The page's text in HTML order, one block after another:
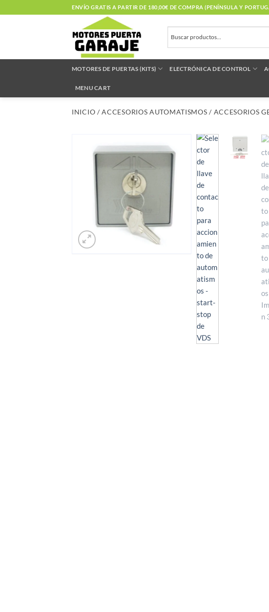
al
ENVÍO GRATIS A PARTIR DE 180,00€ DE COMPRA (PENÍNSULA Y
MOTORES DE PUERTAS (KITS) ELECTRÓNICA DE CONTROL
MENU CART
INICIO / ACCESORIOS AUTOMATISMOS / ACCESORIOS